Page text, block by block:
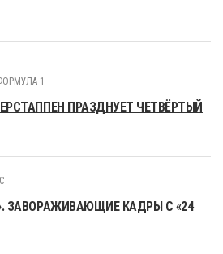
1
ПРАЗДНУЕТ ЧЕТВЁРТЫЙ
ЗАВОРАЖИВАЮЩИЕ КАДРЫ С «24